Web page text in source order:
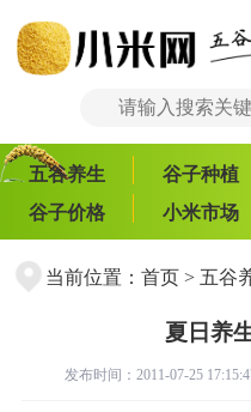
五谷养生 谷子种植
谷子价格
小米市场
当前位置： 首页> 五谷
夏日养
发布时间：2011-07-25